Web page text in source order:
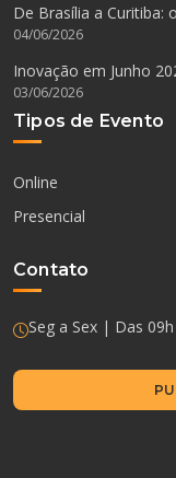
De Brasília a Curitiba:
04/06/2026
Inovação em Junho
03/06/2026
Tipos de Evento
Online
Presencial
Contato
Seg a Sex | Das